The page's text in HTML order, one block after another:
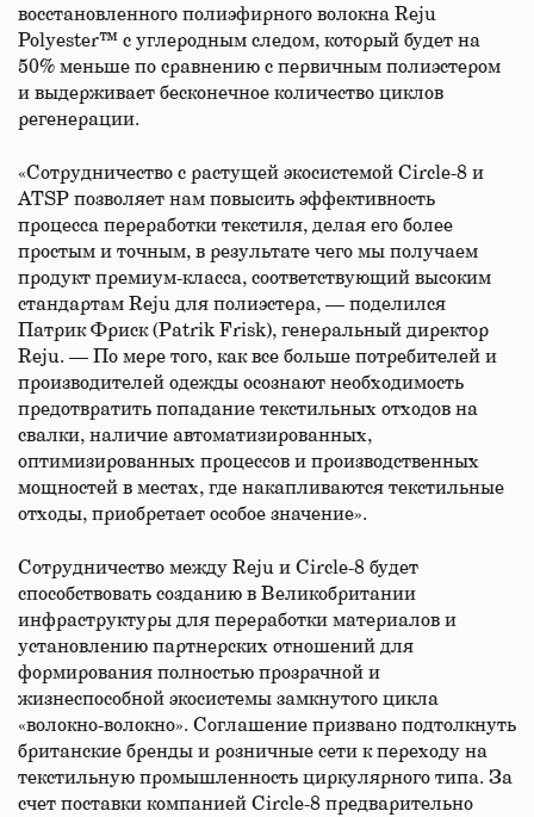
восстановленного полиэфирного волокна Reju
Polyester™ с углеродным следом, который будет на
50% меньше по сравнению с первичным полиэстером
и выдерживает бесконечное количество циклов
регенерации.
«Сотрудничество с растущей экосистемой Circle-8 и
ATSP позволяет нам повысить эффективность
процесса переработки текстиля, делая его более
простым и точным, в результате чего мы получаем
продукт премиум-класса, соответствующий высоким
стандартам Reju для полиэстера, — поделился
Патрик Фриск (Patrik Frisk), генеральный директор
Reju. — По мере того, как все больше потребителей и
производителей одежды осознают необходимость
предотвратить попадание текстильных отходов на
свалки, наличие автоматизированных,
оптимизированных процессов и производственных
мощностей в местах, где накапливаются текстильные
отходы, приобретает особое значение».
Сотрудничество между Reju и Circle-8 будет
способствовать созданию в Великобритании
инфраструктуры для переработки материалов и
установлению партнерских отношений для
формирования полностью прозрачной и
жизнеспособной экосистемы замкнутого цикла
«волокно-волокно». Соглашение призвано подтолкнуть
британские бренды и розничные сети к переходу на
текстильную промышленность циркулярного типа. За
счет поставки компанией Circle-8 предварительно